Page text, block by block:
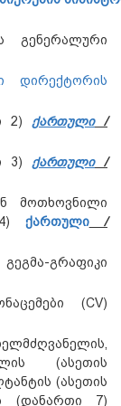
გენერალური
დირექტორის
2)
ქართული/
3)
ქართული/
მოთხოვნილი
ქართული/
გრაფიკი
(CV)
(ასეთის
(ასეთის
(დანართი 7)